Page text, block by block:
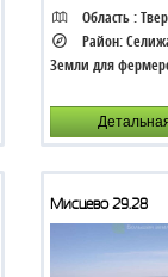
Область :
Район:
Земли для
Мисцево 29.28